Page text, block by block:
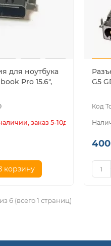
для ноутбука
Pro 15.6",
заказ 5-10дн.
корзину
G5
6 (всего 1 страниц)